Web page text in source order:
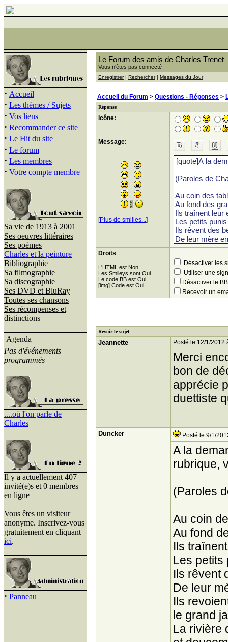
· Accueil
· Les thèmes / Sujets
· Vos liens
· Recommander ce site
· Le Hit du site
· Le forum
· Les membres
· Votre compte membre
Sa vie de 1913 à 2001
Ses oeuvres littéraires
Ses poèmes
Charles et la peinture
Bibliographie
Sa filmographie
Sa discographie
Ses DVD et BluRay
Toutes ses chansons
Ses récompenses et
distinctions
Agenda
Pas d'événements
programmés
....où l'on parle de
Charles
Il y a actuellement 407
invité(e)s et 0 membres
en ligne
Vous êtes un visiteur
anonyme. Inscrivez-vous
gratuitement en cliquant
ici.
· Panneau
Le Forum des amis de Charles Trenet
Vous n'êtes pas connecté
Enregistrer| Rechercher| Messages du Jour
Accueil du Forum > Questions - Réponses >
Réponse
Icône:
Message:
[Plus de smilies...]
Droits
L'HTML est Non
Les Smileys sont Oui
Le code BB est Oui
[img] Code est Oui
Désactiver les
Utiliser une
Désactiver le
Recevoir un
Revoir le sujet
Jeannette Posté le 12/1/2012
Merci
bon de
apprécie
duettiste
Duncker Posté le 9/1/
A la
rubrique,
(Paroles
Au coin
Au fond
Ils
Les petits
Ils rêvent
De leur
Ils
le grand
La rivière